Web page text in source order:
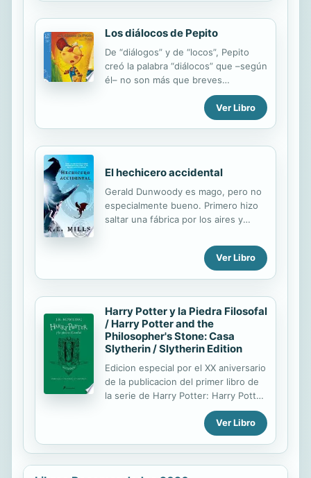
título. Frente a ella, Blancanieves
contará con la ayuda de los siete
enanitos y su amado príncipe.
Los diálocos de Pepito
De “diálogos” y de “locos”, Pepito
creó la palabra “diálocos” que –según
él– no son más que breves
conversaciones disparatadas y muy
cómicas que ha sostenido con
personajes de Villarrica, su ciudad.
cómo crearlos. Otro libro de Pepito
Ver Libro
El hechicero accidental
Gerald Dunwoody es mago, pero no
especialmente bueno. Primero hizo
saltar una fábrica por los aires y
la posibilidad de que no sea
realmente un mago de tercer grado.
Por suerte, un amigo con influencia
Ottosland, a ocupar el cargo de
mago real. Sin embargo su ayudante,
una pájara encantadora con un
pasado misterioso, parece dudar.
Pero no queda otra opción: o New
Ottosland, o nada.
Ver Libro
Harry Potter y la Piedra Filosofal
/ Harry Potter and the
Philosopher's Stone: Casa
Slytherin / Slytherin Edition
Edicion especial por el XX aniversario
de la publicacion del primer libro de
la serie de Harry Potter: Harry Potter
y la piedra filosofal. Son cuatro libros
que contienen cada uno el texto
integro mas material extra con
informacion sobre cada escuela:
historia, alumnos destacados, etc.,
Ver Libro